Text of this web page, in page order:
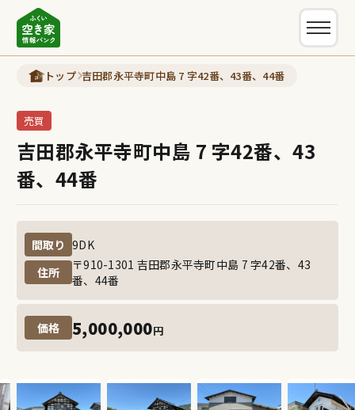
新着情報
制度について
空き家バンク制度とは
古民家ナビとは
よくある質問
各市町の支援制度
買いたい(借りたい)
エリアで検索
トップ 吉田郡永平寺町中島 7 字42番、43番、44番
吉田郡永平寺町中島 7 字42番、43
番、44番
売買
間取り 9DK
住所
〒910-1301 吉田郡永平寺町中島 7 字42番、43
番、44番
価格 5,000,000円